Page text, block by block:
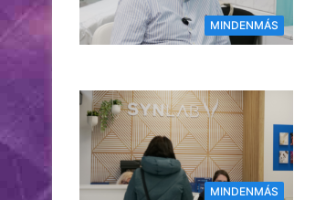
MINDENMÁS
MINDENMÁS